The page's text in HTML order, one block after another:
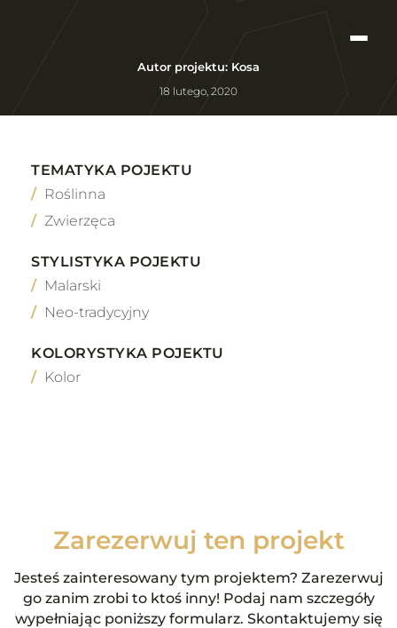
Autor projektu: Kosa
18 lutego, 2020
TEMATYKA POJEKTU
Roślinna
Zwierzęca
STYLISTYKA POJEKTU
Malarski
Neo-tradycyjny
KOLORYSTYKA POJEKTU
Kolor
Zarezerwuj ten projekt
Jesteś zainteresowany tym projektem? Zarezerwuj
go zanim zrobi to ktoś inny! Podaj nam szczegóły
wypełniając poniższy formularz. Skontaktujemy się